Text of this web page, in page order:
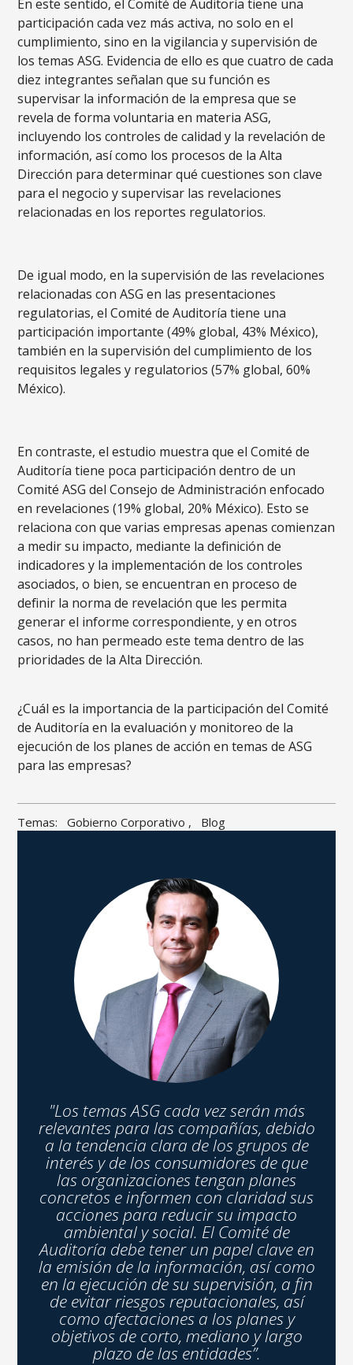
En este sentido, el Comité de Auditoría tiene una
participación cada vez más activa, no solo en el
cumplimiento, sino en la vigilancia y supervisión de
los temas ASG. Evidencia de ello es que cuatro de cada
diez integrantes señalan que su función es
supervisar la información de la empresa que se
revela de forma voluntaria en materia ASG,
incluyendo los controles de calidad y la revelación de
información, así como los procesos de la Alta
Dirección para determinar qué cuestiones son clave
para el negocio y supervisar las revelaciones
relacionadas en los reportes regulatorios.
De igual modo, en la supervisión de las revelaciones
relacionadas con ASG en las presentaciones
regulatorias, el Comité de Auditoría tiene una
participación importante (49% global, 43% México),
también en la supervisión del cumplimiento de los
requisitos legales y regulatorios (57% global, 60%
México).
En contraste, el estudio muestra que el Comité de
Auditoría tiene poca participación dentro de un
Comité ASG del Consejo de Administración enfocado
en revelaciones (19% global, 20% México). Esto se
relaciona con que varias empresas apenas comienzan
a medir su impacto, mediante la definición de
indicadores y la implementación de los controles
asociados, o bien, se encuentran en proceso de
definir la norma de revelación que les permita
generar el informe correspondiente, y en otros
casos, no han permeado este tema dentro de las
prioridades de la Alta Dirección.
¿Cuál es la importancia de la participación del Comité
de Auditoría en la evaluación y monitoreo de la
ejecución de los planes de acción en temas de ASG
para las empresas?
Temas: Gobierno Corporativo , Blog
"Los temas ASG cada vez serán más
relevantes para las compañías, debido
a la tendencia clara de los grupos de
interés y de los consumidores de que
las organizaciones tengan planes
concretos e informen con claridad sus
acciones para reducir su impacto
ambiental y social. El Comité de
Auditoría debe tener un papel clave en
la emisión de la información, así como
en la ejecución de su supervisión, a fin
de evitar riesgos reputacionales, así
como afectaciones a los planes y
objetivos de corto, mediano y largo
plazo de las entidades”.